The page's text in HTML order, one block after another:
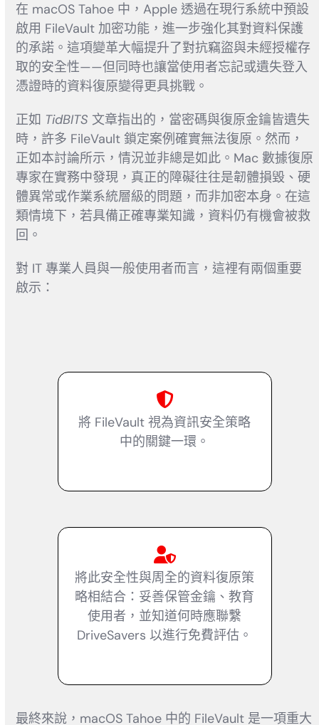
在 macOS Tahoe 中，Apple 透過在現行系統中預設
啟用 FileVault 加密功能，進一步強化其對資料保護
的承諾。這項變革大幅提升了對抗竊盜與未經授權存
取的安全性——但同時也讓當使用者忘記或遺失登入
憑證時的資料復原變得更具挑戰。
正如 TidBITS 文章指出的，當密碼與復原金鑰皆遺失
時，許多 FileVault 鎖定案例確實無法復原。然而，
正如本討論所示，情況並非總是如此。Mac 數據復原
專家在實務中發現，真正的障礙往往是韌體損毀、硬
體異常或作業系統層級的問題，而非加密本身。在這
類情境下，若具備正確專業知識，資料仍有機會被救
回。
對 IT 專業人員與一般使用者而言，這裡有兩個重要
啟示：
將 FileVault 視為資訊安全策略
中的關鍵一環。
將此安全性與周全的資料復原策
略相結合：妥善保管金鑰、教育
使用者，並知道何時應聯繫
DriveSavers 以進行免費評估。
最終來說，macOS Tahoe 中的 FileVault 是一項重大